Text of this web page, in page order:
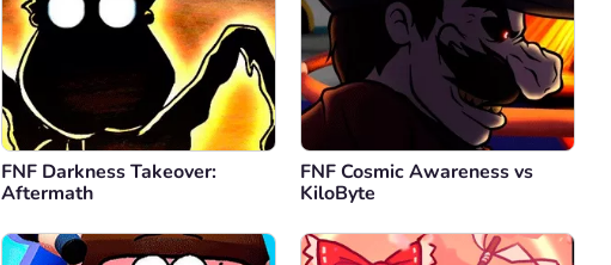
FNF Darkness Takeover:
Aftermath
FNF Cosmic Awareness vs
KiloByte